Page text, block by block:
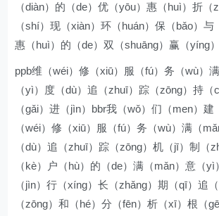
（diàn）的（de）优（yōu）惠（huì）折
（shí）现（xiàn）环（huán）保（bǎo）与
惠（huì）的（de）双（shuāng）赢（yíng）
ppb维（wéi）修（xiū）服（fú）务（wù）
（yì）度（dù）追（zhuī）踪（zōng）持
（gǎi）进（jìn）bbr我（wǒ）们（men）
（wéi）修（xiū）服（fú）务（wù）满（
（dù）追（zhuī）踪（zōng）机（jī）制（
（kè）户（hù）的（de）满（mǎn）意（
（jìn）行（xíng）长（zhǎng）期（qī）追
（zōng）和（hé）分（fēn）析（xī）根（